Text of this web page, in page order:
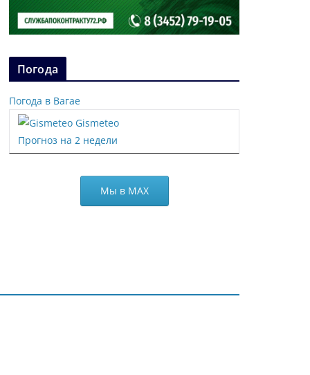
Погода
Погода в Вагае
Gismeteo
Прогноз на 2 недели
Мы в МАХ